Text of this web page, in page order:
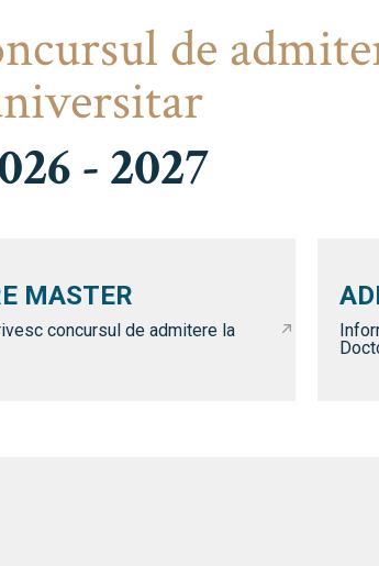
de
- 2027
MASTER
concursul de admitere la